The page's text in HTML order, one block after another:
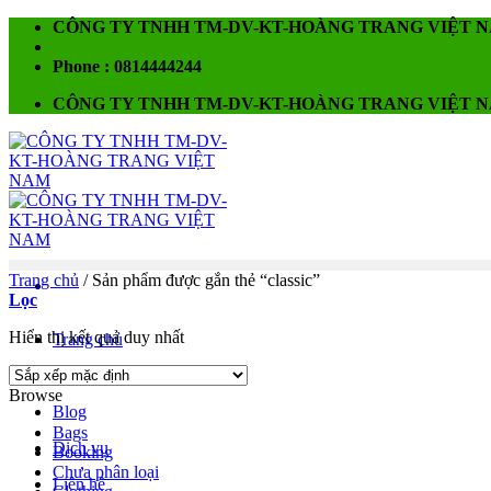
ChuyểnCÔNG TY TNHH TM-DV-KT-HOÀNG TRANG VIỆT
Phone : 0814444244
CÔNG TY TNHH TM-DV-KT-HOÀNG TRANG VIỆT
Trang chủ
Về chúng tôi
Blog
Dịch vụ
Liên hệ
Trang chủ /Sản phẩm được gắn thẻ “classic”
Lọc
Hiển thị kết quả duy nhất
Browse
Bags
Booking
Chưa phân loại